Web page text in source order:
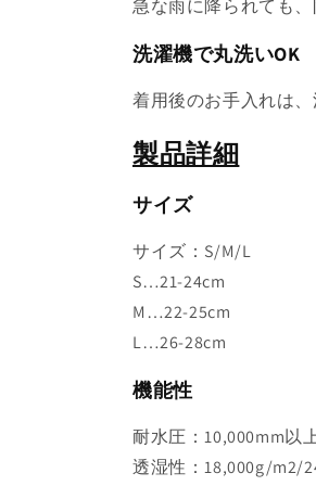
急な雨に降られても
洗濯機で丸洗いOK
着用後のお手入れは、
製品詳細
サイズ
サイズ：S/M/L
S…21-24cm
M…22-25cm
L…26-28cm
機能性
耐水圧：10,000mm以
透湿性：18,000g/m2/